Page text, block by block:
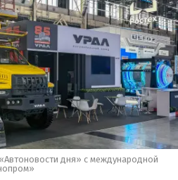
дня» с международной